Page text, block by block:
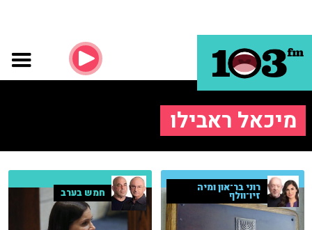
מיכאל ראבילו
רוני בר־און ומיה
זיו־וולף חמש בערב